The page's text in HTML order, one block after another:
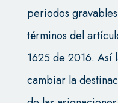
periodos
términos del
1625 de 2016. Así
cambiar la